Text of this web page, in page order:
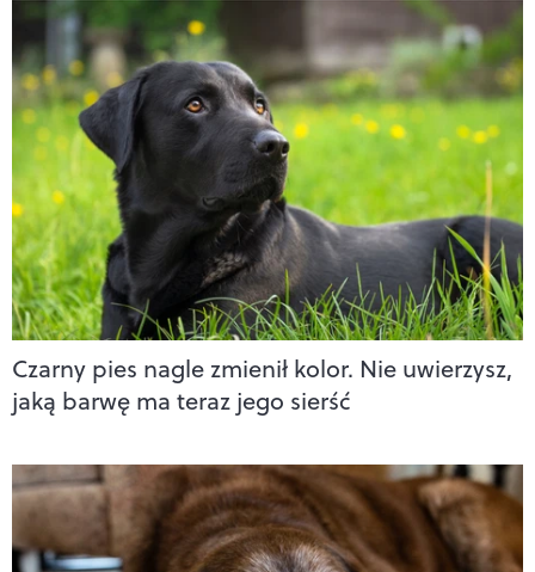
Czarny pies nagle zmienił kolor. Nie uwierzysz,
jaką barwę ma teraz jego sierść